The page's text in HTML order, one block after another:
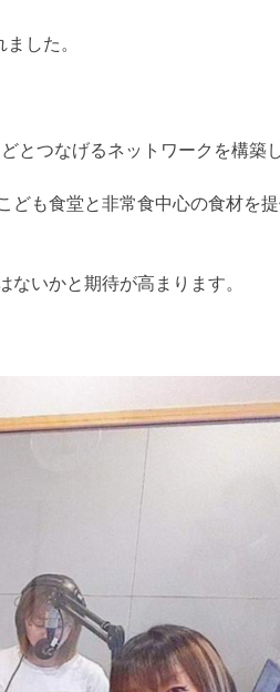
した。
つなげるネットワークを構築し
ども食堂と非常食中心の食材を
いかと期待が高まります。